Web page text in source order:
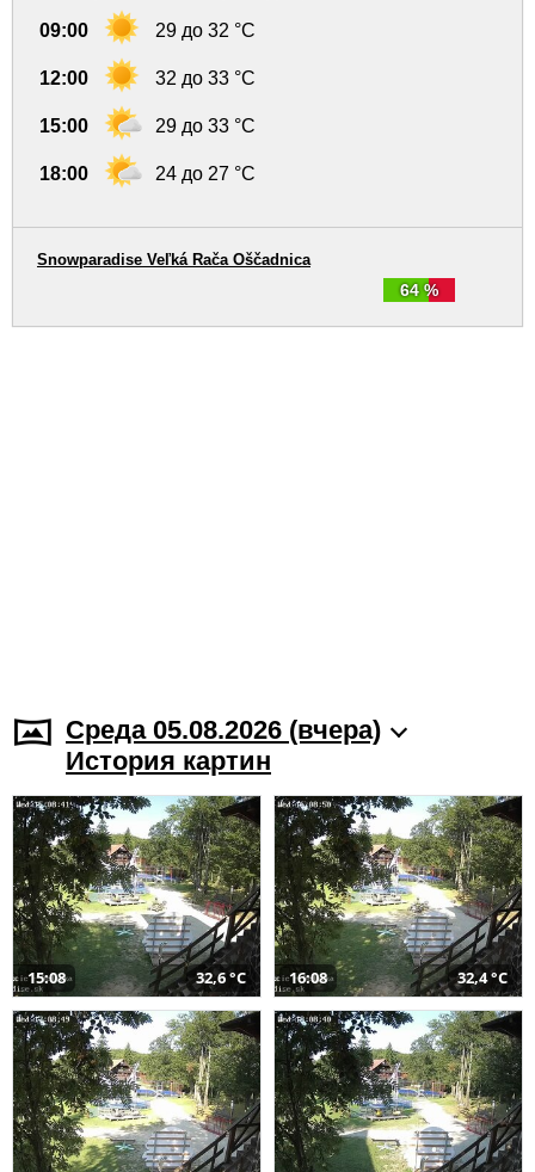
09:00 29 до 32 °C
12:00 32 до 33 °C
15:00 29 до 33 °C
18:00 24 до 27 °C
64 %
Snowparadise Veľká Rača Oščadnica
Среда 05.08.2026 (вчера)
История картин
15:08 32,6 °C 16:08 32,4 °C